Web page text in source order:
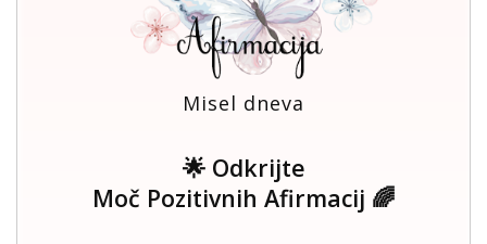
Misel dneva
🌟 Odkrijte
Moč Pozitivnih Afirmacij 🌈